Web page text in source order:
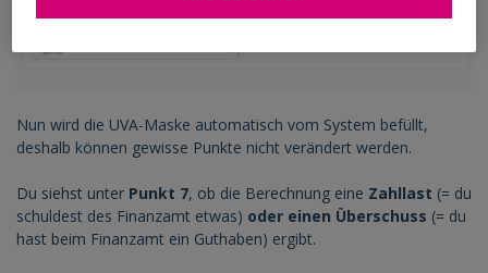
Nun wird die UVA-Maske automatisch vom System befüllt,
deshalb können gewisse Punkte nicht verändert werden.
Du siehst unter Punkt 7, ob die Berechnung eine Zahllast (= du
schuldest des Finanzamt etwas) oder einen Überschuss (= du
hast beim Finanzamt ein Guthaben) ergibt.